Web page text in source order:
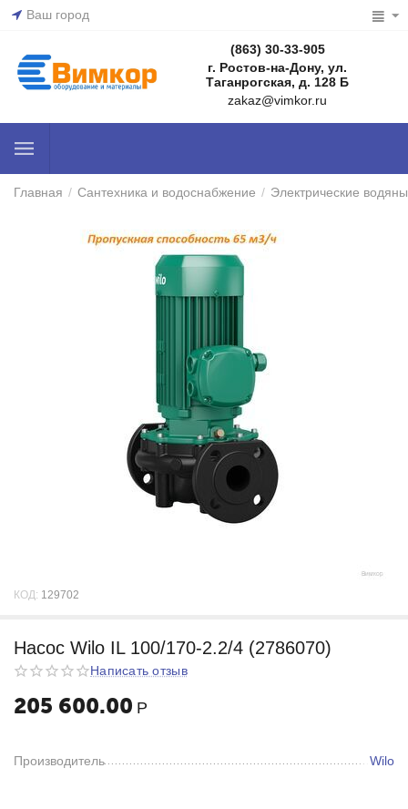
Ваш город
(863) 30-33-905
г. Ростов-на-Дону, ул.
Таганрогская, д. 128 Б
zakaz@vimkor.ru
Главная / Сантехника и водоснабжение / Электрические
КОД: 129702
Насос Wilo IL 100/170-2.2/4 (2786070)
Написать отзыв
205 600.00 Р
Производитель Wilo